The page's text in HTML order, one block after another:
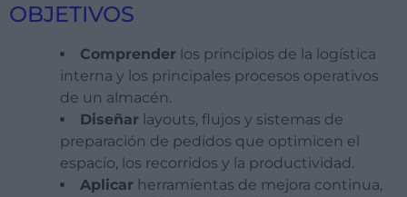
OBJETIVOS
Comprender los principios de la logística
interna y los principales procesos operativos
de un almacén.
Diseñar layouts, flujos y sistemas de
preparación de pedidos que optimicen el
espacio, los recorridos y la productividad.
Aplicar herramientas de mejora continua,